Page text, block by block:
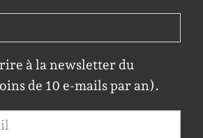
à la newsletter du
de 10 e-mails par an).